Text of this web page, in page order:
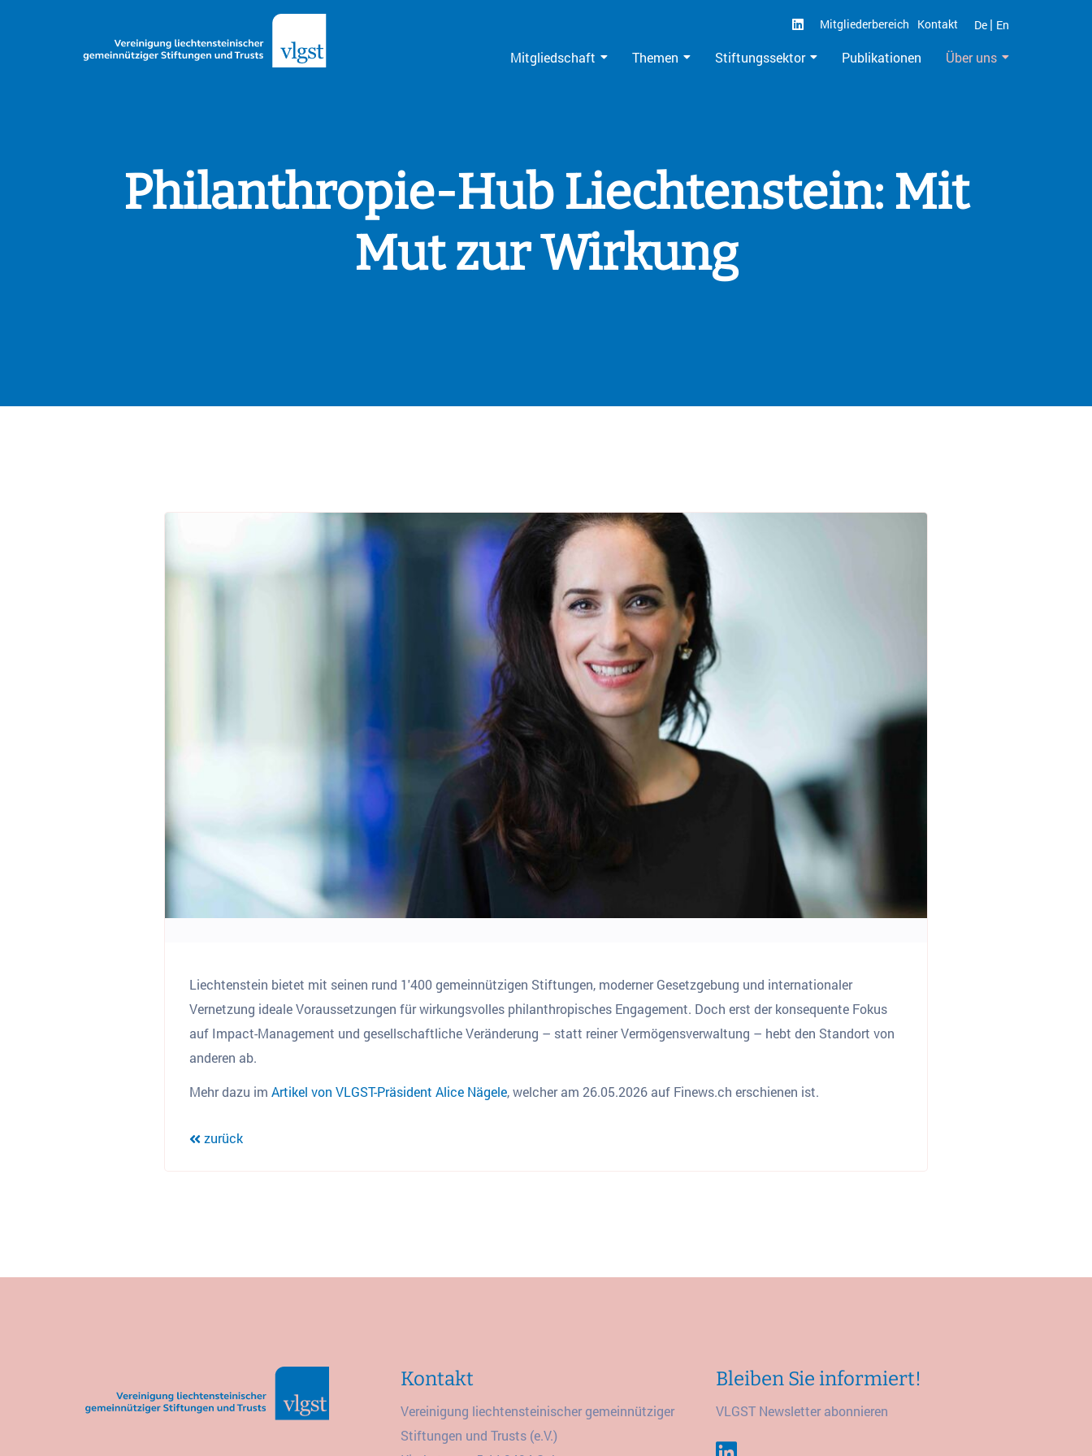
Mitgliederbereich Kontakt De | En
Mitgliedschaft Themen Stiftungssektor Publikationen Über uns
Philanthropie-Hub Liechtenstein: Mit
Mut zur Wirkung
Liechtenstein bietet mit seinen rund 1'400 gemeinnützigen Stiftungen, moderner Gesetzgebung und internationaler
Vernetzung ideale Voraussetzungen für wirkungsvolles philanthropisches Engagement. Doch erst der konsequente Fokus
auf Impact-Management und gesellschaftliche Veränderung – statt reiner Vermögensverwaltung – hebt den Standort von
anderen ab.
Mehr dazu im Artikel von VLGST-Präsident Alice Nägele, welcher am 26.05.2026 auf Finews.ch erschienen ist.
zurück
Kontakt
Vereinigung liechtensteinischer gemeinnütziger
Stiftungen und Trusts (e.V.)
Bleiben Sie informiert!
VLGST Newsletter abonnieren